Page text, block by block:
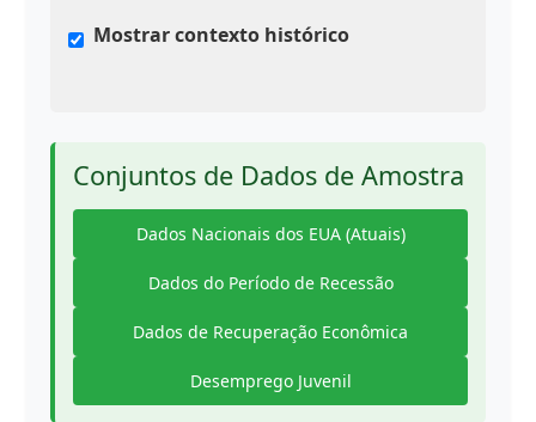
Mostrar contexto histórico
Conjuntos de Dados de Amostra
Dados Nacionais dos EUA (Atuais)
Dados do Período de Recessão
Dados de Recuperação Econômica
Desemprego Juvenil